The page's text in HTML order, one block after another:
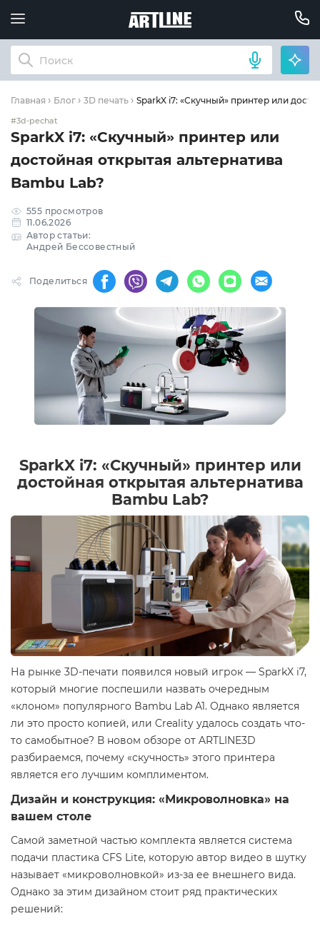
Главная Блог 3D печать SparkX i7: «Скучный» принтер или
#3d-pechat
SparkX i7: «Скучный» принтер или
достойная открытая альтернатива
Bambu Lab?
555 просмотров
11.06.2026
Автор статьи:
Андрей Бессовестный
Поделиться
SparkX i7: «Скучный» принтер или
достойная открытая альтернатива
Bambu Lab?
На рынке 3D-печати появился новый игрок — SparkX i7,
который многие поспешили назвать очередным
«клоном» популярного Bambu Lab A1. Однако является
ли это просто копией, или Creality удалось создать что-
то самобытное? В новом обзоре от ARTLINE3D
разбираемся, почему «скучность» этого принтера
является его лучшим комплиментом.
Дизайн и конструкция: «Микроволновка» на
вашем столе
Самой заметной частью комплекта является система
подачи пластика CFS Lite, которую автор видео в шутку
называет «микроволновкой» из-за ее внешнего вида.
Однако за этим дизайном стоит ряд практических
решений: